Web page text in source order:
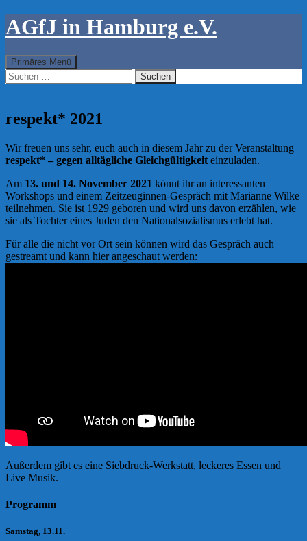
AGfJ in Hamburg e.V.
Suchen
Primäres Menü
Inhalt
springen
Suchen
nach:
respekt* 2021
Wir freuen uns sehr, euch auch in diesem Jahr zu der Veranstaltung
respekt* – gegen alltägliche Gleichgültigkeit einzuladen.
Am 13. und 14. November 2021 könnt ihr an interessanten
Workshops und einem Zeitzeuginnen-Gespräch mit Marianne Wilke
teilnehmen. Sie ist 1929 geboren und wird uns davon erzählen, wie
sie als Tochter eines Juden den Nationalsozialismus erlebt hat.
Für alle die nicht vor Ort sein können wird das Gespräch auch
gestreamt und kann hier angeschaut werden:
Außerdem gibt es eine Siebdruck-Werkstatt, leckeres Essen und
Live Musik.
Programm
Samstag, 13.11.